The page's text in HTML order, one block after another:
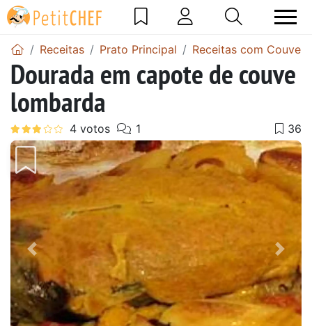
Receitas Prato Principal Receitas com Couve
Dourada em capote de couve
lombarda
Anterior Next